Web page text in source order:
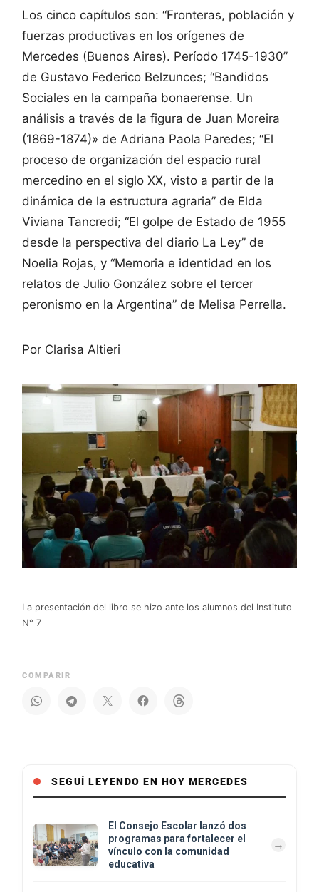
Los cinco capítulos son: “Fronteras, población y
fuerzas productivas en los orígenes de
Mercedes (Buenos Aires). Período 1745-1930”
de Gustavo Federico Belzunces; “Bandidos
Sociales en la campaña bonaerense. Un
análisis a través de la figura de Juan Moreira
(1869-1874)» de Adriana Paola Paredes; “El
proceso de organización del espacio rural
mercedino en el siglo XX, visto a partir de la
dinámica de la estructura agraria” de Elda
Viviana Tancredi; “El golpe de Estado de 1955
desde la perspectiva del diario La Ley” de
Noelia Rojas, y “Memoria e identidad en los
relatos de Julio González sobre el tercer
peronismo en la Argentina” de Melisa Perrella.
Por Clarisa Altieri
La presentación del libro se hizo ante los alumnos del Instituto
N° 7
COMPARIR
SEGUÍ LEYENDO EN HOY MERCEDES
El Consejo Escolar lanzó dos
programas para fortalecer el
vínculo con la comunidad
educativa